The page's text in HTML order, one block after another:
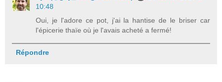
10:48
Oui, je l'adore ce pot, j'ai la hantise de le briser car
l'épicerie thaïe où je l'avais acheté a fermé!
Répondre